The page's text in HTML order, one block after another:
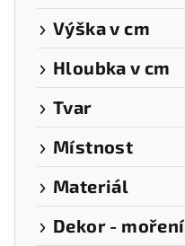
Výška v cm
Hloubka v cm
Tvar
Místnost
Materiál
Dekor - moření